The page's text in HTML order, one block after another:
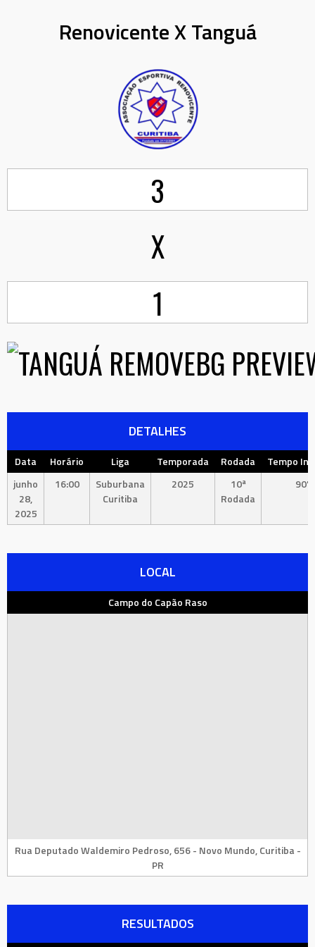
Renovicente X Tanguá
3
X
1
DETALHES
Data Horário Liga Temporada Rodada
Tempo
junho
28,
2025
16:00
Suburbana
Curitiba
2025
10ª
Rodada
90'
LOCAL
Campo do Capão Raso
Rua Deputado Waldemiro Pedroso, 656 - Novo Mundo, Curitiba -
PR
RESULTADOS